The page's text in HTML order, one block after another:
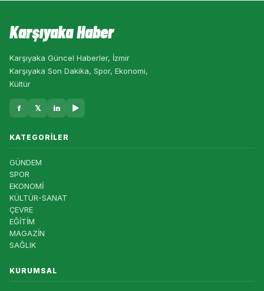
Karşıyaka Haber
Karşıyaka Güncel Haberler, İzmir
Karşıyaka Son Dakika, Spor, Ekonomi,
Kültür
f 𝕏 in ▶
KATEGORILER
GÜNDEM
SPOR
EKONOMİ
KÜLTÜR-SANAT
ÇEVRE
EĞİTİM
MAGAZİN
SAĞLIK
KURUMSAL